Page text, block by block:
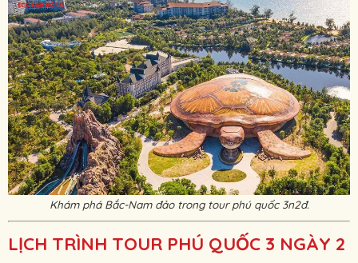
Khám phá Bắc-Nam đảo trong tour phú quốc 3n2đ.
LỊCH TRÌNH TOUR PHÚ QUỐC 3 NGÀY 2